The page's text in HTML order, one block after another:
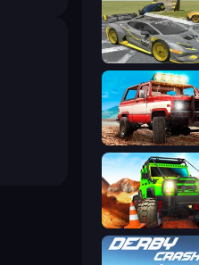
Wrong Way
Offroad Life 3D